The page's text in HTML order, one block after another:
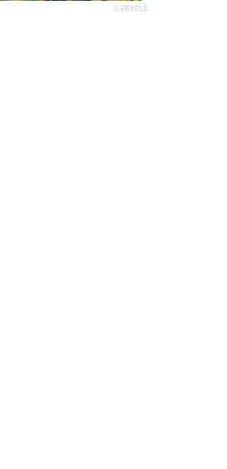
© PEXELS